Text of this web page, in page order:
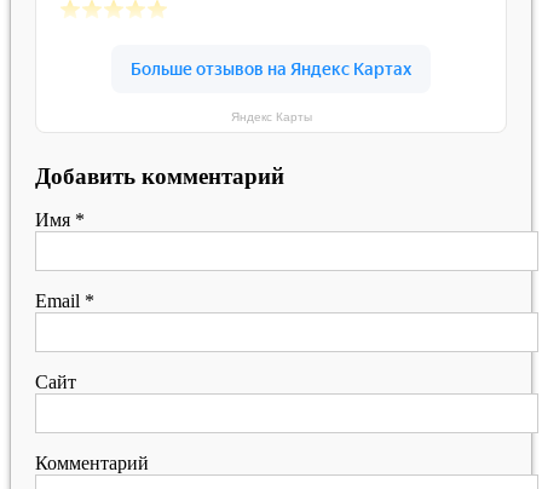
Яндекс Карты
Добавить комментарий
Имя *
Email *
Сайт
Комментарий